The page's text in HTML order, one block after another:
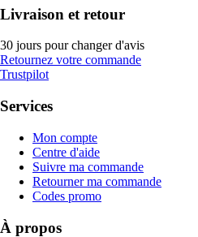
Livraison et retour
30 jours pour changer d'avis
Retournez votre commande
Trustpilot
Services
Mon compte
Centre d'aide
Suivre ma commande
Retourner ma commande
Codes promo
À propos